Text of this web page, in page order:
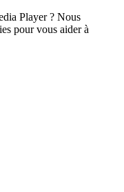
Player ? Nous
pour vous aider à